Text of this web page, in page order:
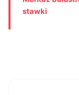
stawki